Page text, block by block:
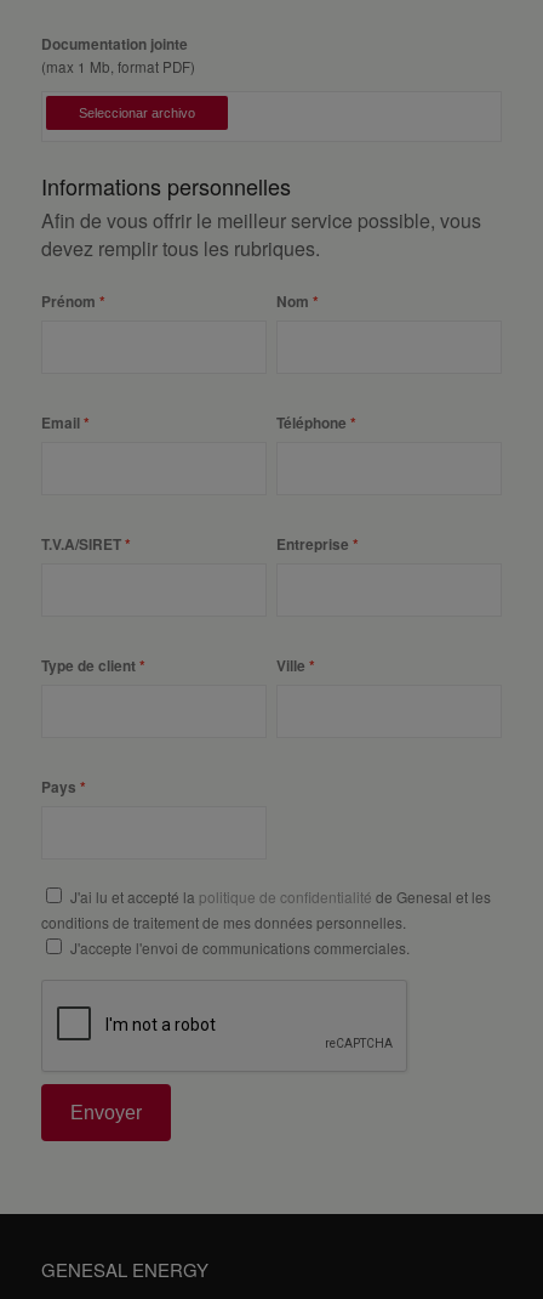
Documentation jointe
(max 1 Mb, format PDF)
Informations personnelles
Afin de vous offrir le meilleur service possible, vous
devez remplir tous les rubriques.
Prénom Nom
Email Téléphone
T.V.A/SIRET Entreprise
Type de client Ville
Pays
J'ai lu et accepté la politique de confidentialité de Genesal et les
conditions de traitement de mes données personnelles.
J'accepte l'envoi de communications commerciales.
Envoyer
GENESAL ENERGY